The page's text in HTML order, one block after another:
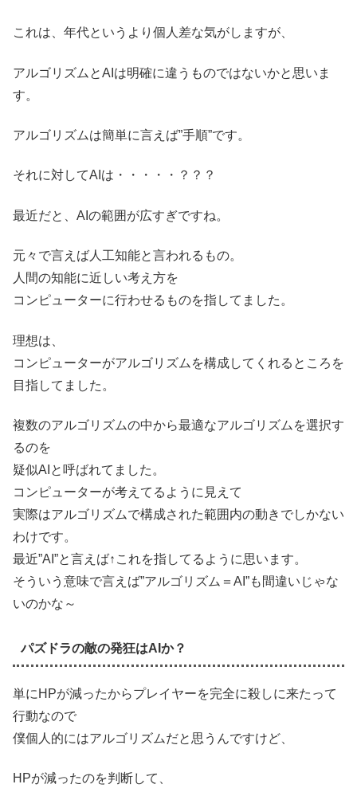
これは、年代というより個人差な気がしますが、
アルゴリズムとAIは明確に違うものではないかと思いま
す。
アルゴリズムは簡単に言えば”手順”です。
それに対してAIは・・・・・？？？
最近だと、AIの範囲が広すぎですね。
元々で言えば人工知能と言われるもの。
人間の知能に近しい考え方を
コンピューターに行わせるものを指してました。
理想は、
コンピューターがアルゴリズムを構成してくれるところを
目指してました。
複数のアルゴリズムの中から最適なアルゴリズムを選択す
るのを
疑似AIと呼ばれてました。
コンピューターが考えてるように見えて
実際はアルゴリズムで構成された範囲内の動きでしかない
わけです。
最近”AI”と言えば↑これを指してるように思います。
そういう意味で言えば”アルゴリズム＝AI”も間違いじゃな
いのかな～
パズドラの敵の発狂はAIか？
単にHPが減ったからプレイヤーを完全に殺しに来たって
行動なので
僕個人的にはアルゴリズムだと思うんですけど、
HPが減ったのを判断して、